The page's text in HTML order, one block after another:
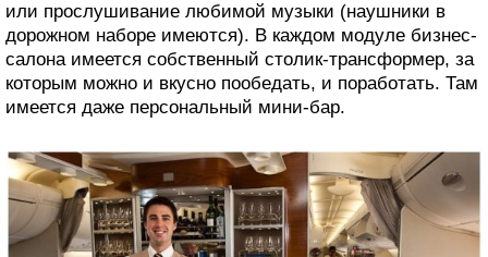
или прослушивание любимой музыки (наушники в
дорожном наборе имеются). В каждом модуле бизнес-
салона имеется собственный столик-трансформер, за
которым можно и вкусно пообедать, и поработать. Там
имеется даже персональный мини-бар.